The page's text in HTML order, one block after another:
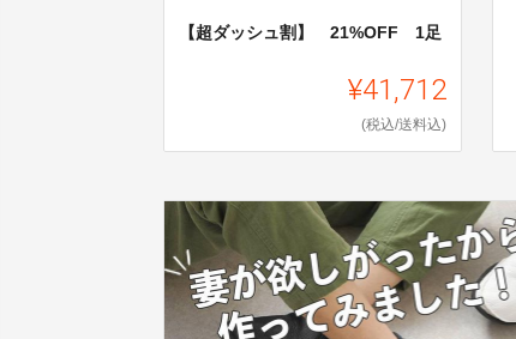
【超ダッシュ割】 21%OFF 1足
¥41,712
(税込/送料込)